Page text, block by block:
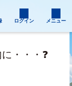
ログイン メニュー
・・・❓